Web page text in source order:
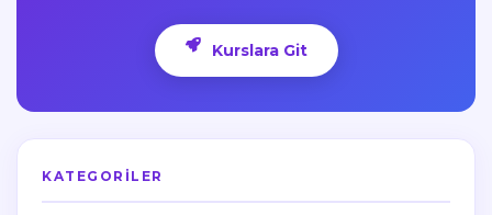
Kurslara Git
KATEGORILER